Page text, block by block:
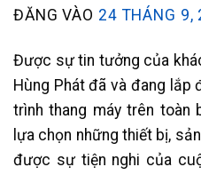
ĐĂNG VÀO 24 THÁNG 9,
Được sự tin tưởng của
Hùng Phát đã và đang lắp
trình thang máy trên toàn
lựa chọn những thiết bị,
được sự tiện nghi của